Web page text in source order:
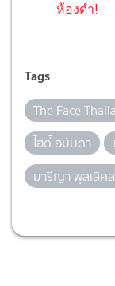
ห้องดำ!
Tags
The Face
ไฮดี้ อมันดา
มารีญา พุลเลิศ